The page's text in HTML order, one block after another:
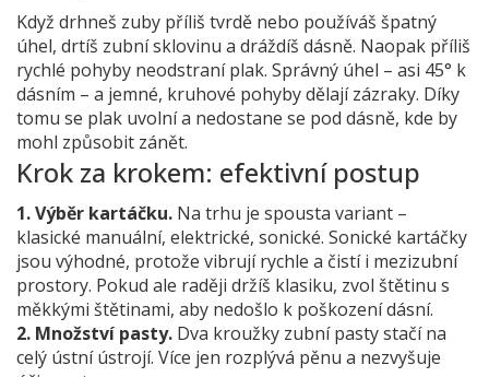
Když drhneš zuby příliš tvrdě nebo používáš špatný
úhel, drtíš zubní sklovinu a dráždíš dásně. Naopak příliš
rychlé pohyby neodstraní plak. Správný úhel – asi 45° k
dásním – a jemné, kruhové pohyby dělají zázraky. Díky
tomu se plak uvolní a nedostane se pod dásně, kde by
mohl způsobit zánět.
Krok za krokem: efektivní postup
1. Výběr kartáčku. Na trhu je spousta variant –
klasické manuální, elektrické, sonické. Sonické kartáčky
jsou výhodné, protože vibrují rychle a čistí i mezizubní
prostory. Pokud ale raději držíš klasiku, zvol štětinu s
měkkými štětinami, aby nedošlo k poškození dásní.
2. Množství pasty. Dva kroužky zubní pasty stačí na
celý ústní ústrojí. Více jen rozplývá pěnu a nezvyšuje